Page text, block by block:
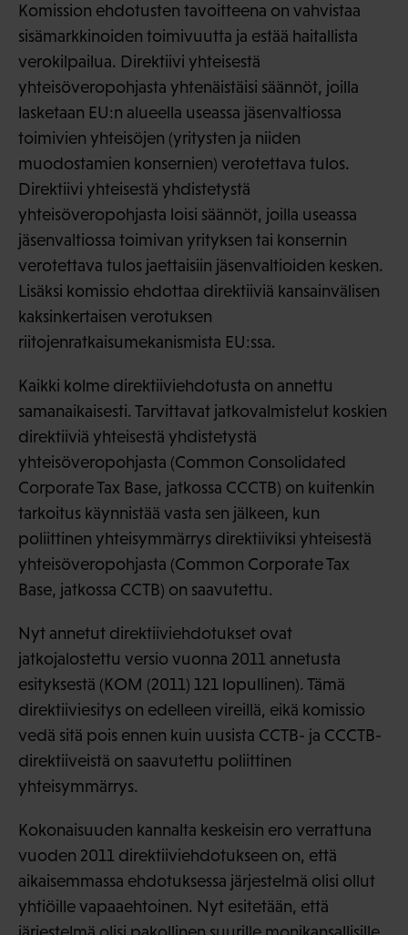
Komission ehdotusten tavoitteena on vahvistaa
sisämarkkinoiden toimivuutta ja estää haitallista
verokilpailua. Direktiivi yhteisestä
yhteisöveropohjasta yhtenäistäisi säännöt, joilla
lasketaan EU:n alueella useassa jäsenvaltiossa
toimivien yhteisöjen (yritysten ja niiden
muodostamien konsernien) verotettava tulos.
Direktiivi yhteisestä yhdistetystä
yhteisöveropohjasta loisi säännöt, joilla useassa
jäsenvaltiossa toimivan yrityksen tai konsernin
verotettava tulos jaettaisiin jäsenvaltioiden kesken.
Lisäksi komissio ehdottaa direktiiviä kansainvälisen
kaksinkertaisen verotuksen
riitojenratkaisumekanismista EU:ssa.
Kaikki kolme direktiiviehdotusta on annettu
samanaikaisesti. Tarvittavat jatkovalmistelut koskien
direktiiviä yhteisestä yhdistetystä
yhteisöveropohjasta (Common Consolidated
Corporate Tax Base, jatkossa CCCTB) on kuitenkin
tarkoitus käynnistää vasta sen jälkeen, kun
poliittinen yhteisymmärrys direktiiviksi yhteisestä
yhteisöveropohjasta (Common Corporate Tax
Base, jatkossa CCTB) on saavutettu.
Nyt annetut direktiiviehdotukset ovat
jatkojalostettu versio vuonna 2011 annetusta
esityksestä (KOM (2011) 121 lopullinen). Tämä
direktiiviesitys on edelleen vireillä, eikä komissio
vedä sitä pois ennen kuin uusista CCTB- ja CCCTB-
direktiiveistä on saavutettu poliittinen
yhteisymmärrys.
Kokonaisuuden kannalta keskeisin ero verrattuna
vuoden 2011 direktiiviehdotukseen on, että
aikaisemmassa ehdotuksessa järjestelmä olisi ollut
yhtiöille vapaaehtoinen. Nyt esitetään, että